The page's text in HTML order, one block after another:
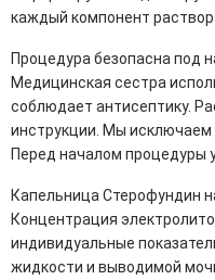
каждый компонент
Процедура безопасна под
Медицинская сестра
соблюдает антисептику.
инструкции. Мы исключаем
Перед началом процедуры
Капельница Стерофундин
Концентрация
индивидуальные
жидкости и выводимой